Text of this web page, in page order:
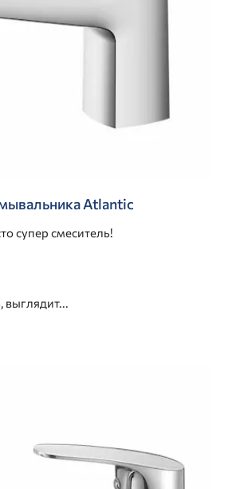
Atlantic
супер смеситель!
выглядит...